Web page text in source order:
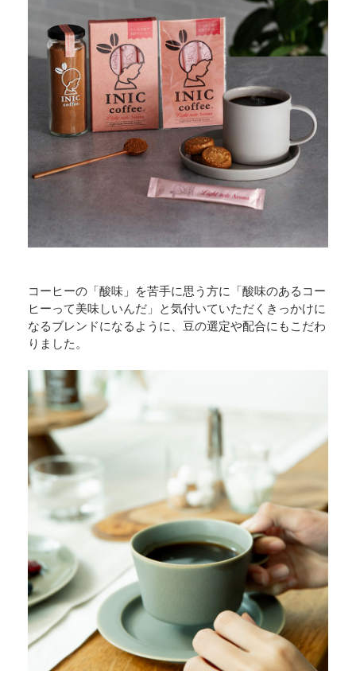
コーヒーの「酸味」を苦手に思う方に「酸味のあるコー
ヒーって美味しいんだ」と気付いていただくきっかけに
なるブレンドになるように、豆の選定や配合にもこだわ
りました。